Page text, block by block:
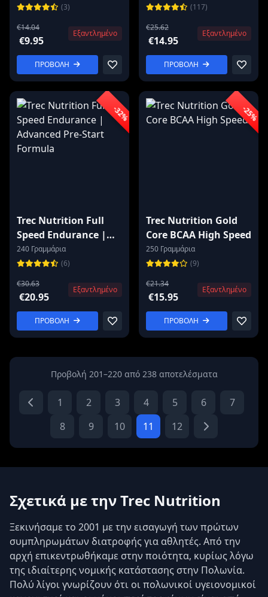
Quality Creatine
Monohydrate Caps
(3)
€14.04
€9.95
Εξαντλημένο
ΠΡΟΒΟΛΗ
(117)
€25.62
€14.95
Εξαντλημένο
ΠΡΟΒΟΛΗ
-32%
Trec Nutrition Full
Speed Endurance |
Advanced Pre-Start
Formula
240 Γραμμάρια
(6)
€30.63
€20.95
Εξαντλημένο
ΠΡΟΒΟΛΗ
-25%
Trec Nutrition Gold
Core BCAA High Speed
250 Γραμμάρια
(9)
€21.34
€15.95
Εξαντλημένο
ΠΡΟΒΟΛΗ
Προβολή 201–220 από 238 αποτελέσματα
1 2 3 4 5 6
7
8
9 10 11 12
Σχετικά με την Trec Nutrition
Ξεκινήσαμε το 2001 με την εισαγωγή των πρώτων
συμπληρωμάτων διατροφής για αθλητές. Από την
αρχή επικεντρωθήκαμε στην ποιότητα, κυρίως λόγω
της ιδιαίτερης νομικής κατάστασης στην Πολωνία.
Πολύ λίγοι γνωρίζουν ότι οι πολωνικοί υγειονομικοί